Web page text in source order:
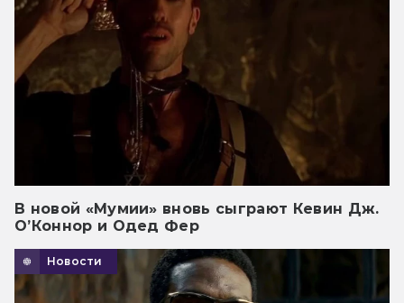
В новой «Мумии» вновь сыграют Кевин Дж.
О’Коннор и Одед Фер
Новости